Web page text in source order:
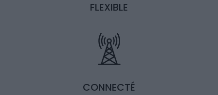
FLEXIBLE
CONNECTÉ